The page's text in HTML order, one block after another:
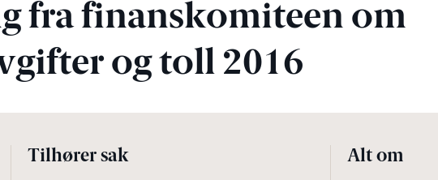
fra finanskomiteen om
og toll 2016
Tilhører sak Alt om